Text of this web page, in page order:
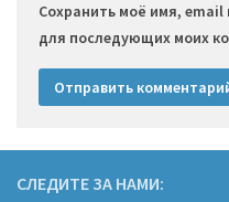
Сохранить моё имя, email
для последующих моих
СЛЕДИТЕ ЗА НАМИ: